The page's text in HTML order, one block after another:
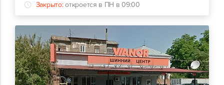
Закрыто: откроется в ПН в 09:00